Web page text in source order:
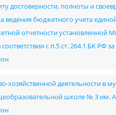
достоверности, полноты и
ведения бюджетного учета
отчетности установленной
с п.5 ст. 264.1 БК РФ
хозяйственной деятельности в
школе № 3 им.